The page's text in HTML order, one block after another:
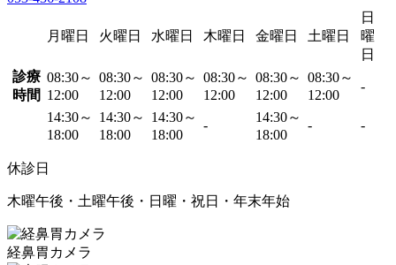
月曜日 火曜日 水曜日 木曜日 金曜日 土曜日
日
曜
日
診療
時間
08:30～
12:00
08:30～
12:00
08:30～
12:00
08:30～
12:00
08:30～
12:00
08:30～
12:00
-
14:30～
18:00
14:30～
18:00
14:30～
18:00
-
14:30～
18:00
- -
休診日
木曜午後・土曜午後・日曜・祝日・年末年始
経鼻胃カメラ